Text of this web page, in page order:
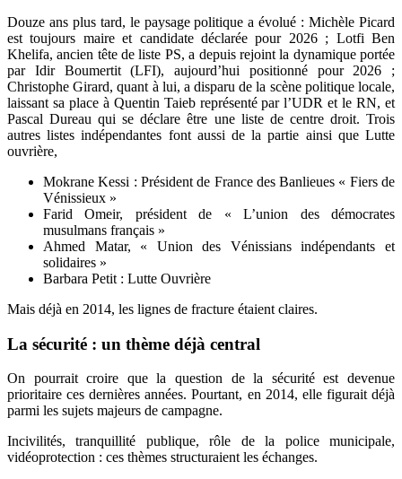
Douze ans plus tard, le paysage politique a évolué : Michèle Picard
est toujours maire et candidate déclarée pour 2026 ; Lotfi Ben
Khelifa, ancien tête de liste PS, a depuis rejoint la dynamique portée
par Idir Boumertit (LFI), aujourd’hui positionné pour 2026 ;
Christophe Girard, quant à lui, a disparu de la scène politique locale,
laissant sa place à Quentin Taieb représenté par l’UDR et le RN, et
Pascal Dureau qui se déclare être une liste de centre droit. Trois
autres listes indépendantes font aussi de la partie ainsi que Lutte
ouvrière,
Mokrane Kessi : Président de France des Banlieues « Fiers de
Vénissieux »
Farid Omeir, président de « L’union des démocrates
musulmans français »
Ahmed Matar, « Union des Vénissians indépendants et
solidaires »
Barbara Petit : Lutte Ouvrière
Mais déjà en 2014, les lignes de fracture étaient claires.
La sécurité : un thème déjà central
On pourrait croire que la question de la sécurité est devenue
prioritaire ces dernières années. Pourtant, en 2014, elle figurait déjà
parmi les sujets majeurs de campagne.
Incivilités, tranquillité publique, rôle de la police municipale,
vidéoprotection : ces thèmes structuraient les échanges.